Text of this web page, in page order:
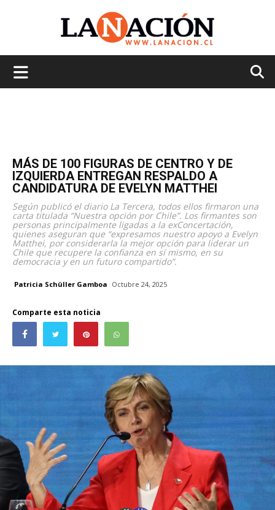
MÁS DE 100 FIGURAS DE CENTRO Y DE
IZQUIERDA ENTREGAN RESPALDO A
CANDIDATURA DE EVELYN MATTHEI
Según publicó el diario La Tercera, todos ellos firmaron una
carta titulada “Nuestra opción por Chile”. Los firmantes son
personas principalmente ligadas a la exConcertación,
quienes aseguran que “expresamos nuestro apoyo a Evelyn
Matthei, por considerarla la mejor opción para liderar un
Chile que recupere la confianza en sí mismo, en su
democracia y en un futuro compartido”.
Patricia Schüller Gamboa Octubre 24, 2025
Comparte esta noticia